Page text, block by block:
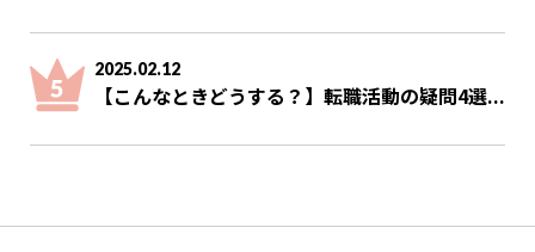
2025.02.12
【こんなときどうする？】転職活動の疑問4選...